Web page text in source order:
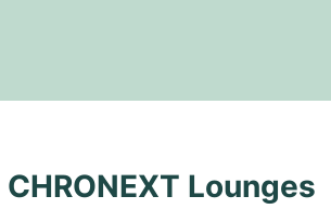
Lounges